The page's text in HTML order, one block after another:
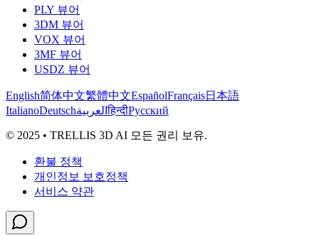
PLY 뷰어
3DM 뷰어
VOX 뷰어
3MF 뷰어
USDZ 뷰어
English简体中文繁體中文EspañolFrançais日本語
ItalianoDeutschالعربيةहिन्दीРусский
© 2025 • TRELLIS 3D AI 모든 권리 보유.
환불 정책
개인정보 보호정책
서비스 약관